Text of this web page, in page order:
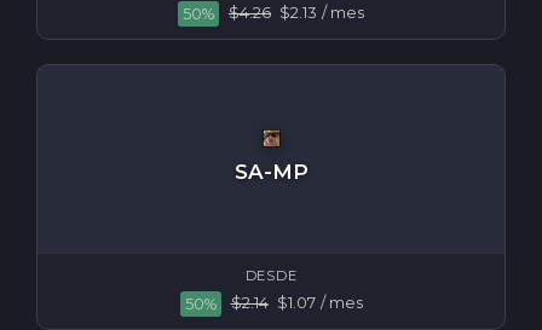
50% $4.26 $2.13 / mes
SA-MP
DESDE
50% $2.14 $1.07 / mes